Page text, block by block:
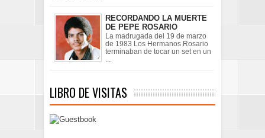
RECORDANDO LA MUERTE
DE PEPE ROSARIO
La madrugada del 19 de marzo
de 1983 Los Hermanos Rosario
terminaban de tocar un set en un
...
LIBRO DE VISITAS